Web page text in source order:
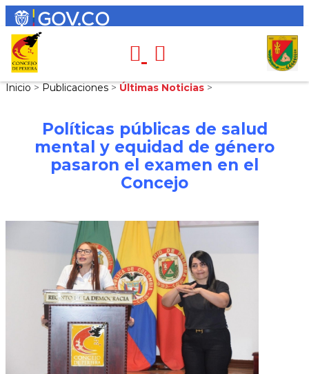
Inicio > Publicaciones > Últimas Noticias >
Políticas públicas de salud
mental y equidad de género
pasaron el examen en el
Concejo